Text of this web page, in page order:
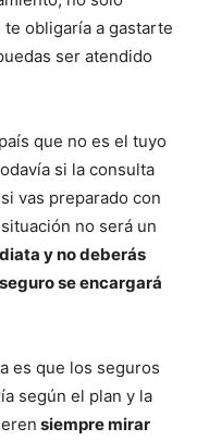
obligaría a gastarte
ser atendido
que no es el tuyo
si la consulta
vas preparado con
no será un
y no deberás
se encargará
es que los seguros
según el plan y la
siempre mirar